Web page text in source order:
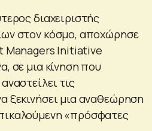
διαχειριστής
στον κόσμο, αποχώρησε
Managers Initiative
σε μια κίνηση που
τις
ξεκινήσει μια αναθεώρηση
«πρόσφατες